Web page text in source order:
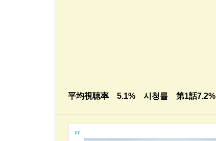
平均視聴率 5.1% 시청률 第1話7.2%